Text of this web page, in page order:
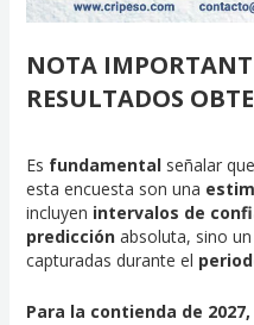
NOTA
RESULTADOS
Es fundamental señalar
esta encuesta son una
incluyen intervalos de
predicción absoluta, sino
capturadas durante el
Para la contienda de